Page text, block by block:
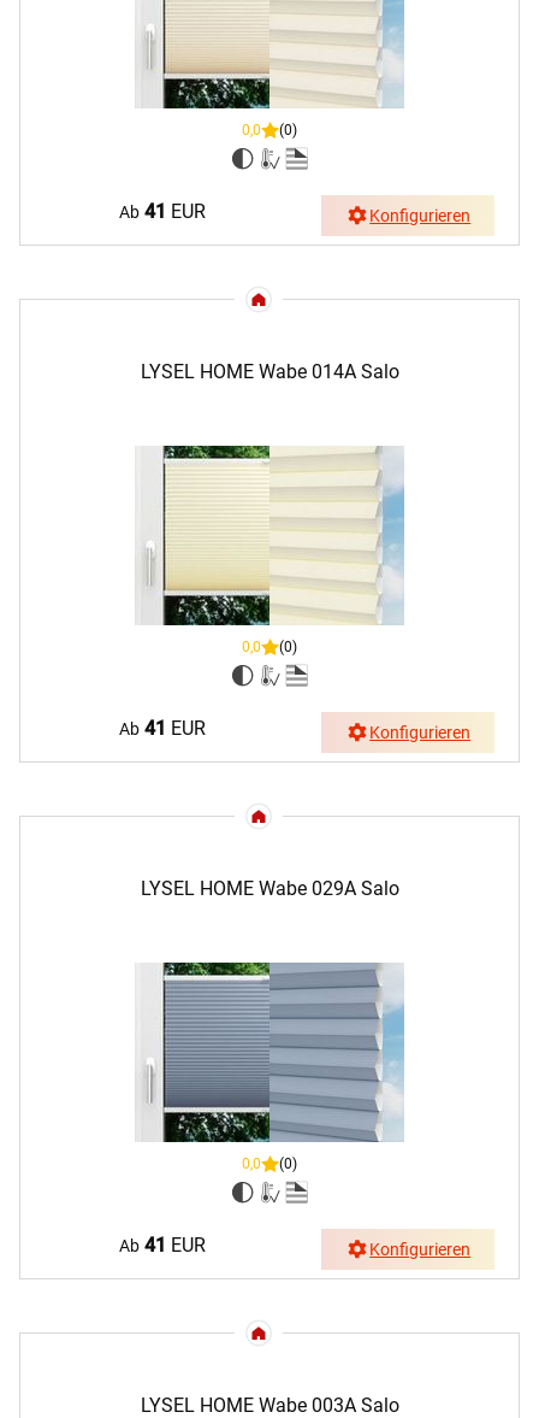
0,0 (0)
Ab 41 EUR Konfigurieren
LYSEL HOME Wabe 014A Salo
0,0 (0)
Ab 41 EUR Konfigurieren
LYSEL HOME Wabe 029A Salo
0,0 (0)
Ab 41 EUR Konfigurieren
LYSEL HOME Wabe 003A Salo